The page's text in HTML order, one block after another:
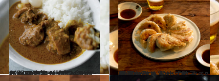
2019.2.6
年間800食以上食べるカレー研究家が 毎日食べたいお取り寄せカレー8選
グルメ 2019.8.1
全国お取り寄せ「餃子」8選 焼いても焼いてもぺろりといける！
グルメ